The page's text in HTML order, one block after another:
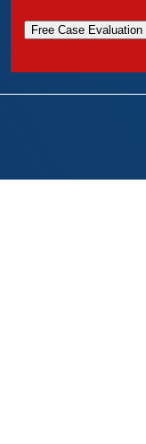
Free Case Evaluation